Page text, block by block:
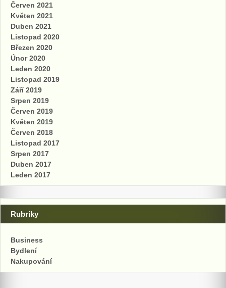
Červen 2021
Květen 2021
Duben 2021
Listopad 2020
Březen 2020
Únor 2020
Leden 2020
Listopad 2019
Září 2019
Srpen 2019
Červen 2019
Květen 2019
Červen 2018
Listopad 2017
Srpen 2017
Duben 2017
Leden 2017
Rubriky
Business
Bydlení
Nakupování